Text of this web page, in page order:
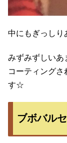
中にもぎっしり
みずみずしいあ
コーティングさ
す☆
ブボバル